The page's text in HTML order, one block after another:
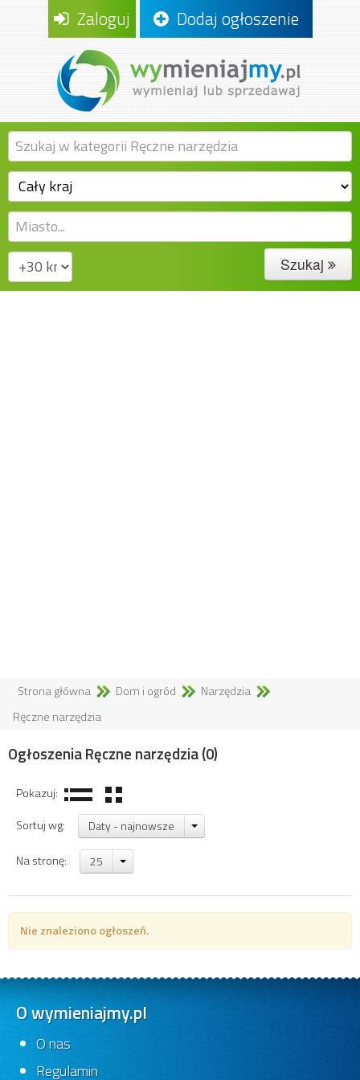
Zaloguj Dodaj ogłoszenie
Szukaj
Strona główna Dom i ogród
Narzędzia
Ręczne narzędzia
Ogłoszenia Ręczne narzędzia(0)
Pokazuj:
Sortuj wg:
Daty - najnowsze
Na stronę: 25
Nie znaleziono ogłoszeń.
O wymieniajmy.pl
O nas
Regulamin